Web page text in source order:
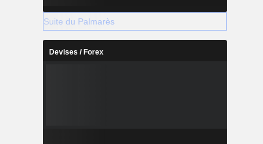
Suite du Palmarès
Devises / Forex